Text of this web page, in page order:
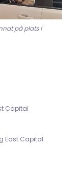
på plats i
Capital
East Capital